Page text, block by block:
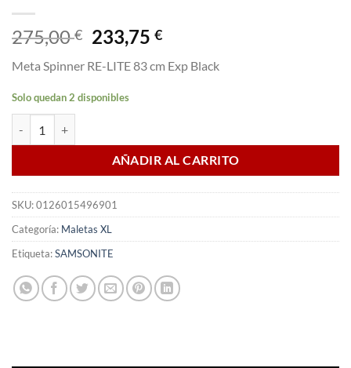
275,00€ El
precio
original
era:
275,00 €.
233,75€El
actual
Meta Spinner RE-LITE 83 cm Exp Black
Solo quedan 2 disponibles
AÑADIR AL CARRITO
SKU:0126015496901
Categoría: Maletas XL
Etiqueta:SAMSONITE